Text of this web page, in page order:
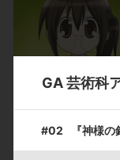
GA 芸術科
#02 『神様の